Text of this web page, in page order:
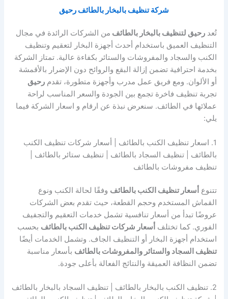
شركة تنظيف بالبخار بالطائف رحيق
تُعدرحيق لتنظيف بالبخار بالطائف من الشركات الرائدة في مجال
التنظيف العميق باستخدام أحدث أجهزة البخار لتعقيم وتنظيف
الكنب والسجاد والمفروشات والستائر بكفاءة عالية. تمتاز الشركة
بخدمة احترافية تضمن إزالة البقع والروائح دون الإضرار بالأقمشة
أو الألوان. ومع فريق عمل مدرب وأجهزة متطورة، تقدمرحيق
تجربة تنظيف فاخرة تجمع بين الجودة والسعر المناسب لراحة
عملائها في الطائف. سنعرض نبذة عن ارقام و اسعار الشركة فيما
يلي:
1. اسعار تنظيف الكنب بالطائف | أسعار شركات تنظيف الكنب
بالطائف | تنظيف السجاد بالطائف | تنظيف ستائر بالطائف |
تنظيف مفروشات بالطائف
تتنوع أسعار تنظيف الكنب بالطائف وفقًا لحالة الكنب ونوع
القماش المستخدم وحجم القطعة، حيث تقدم بعض الشركات
عروضًا تبدأ من أسعار تنافسية تشمل خدمات التعقيم والتجفيف
الفوري. كما تختلف أسعار شركات تنظيف الكنب بالطائف بحسب
استخدام أجهزة البخار أو التنظيف الجاف. وتشمل الخدمات أيضًا
تنظيف السجاد والستائر والمفروشات بالطائف بأسعار مناسبة
تضمن النظافة العميقة والنتائج الفعالة بأعلى جودة.
2. تنظيف الكنب بالبخار بالطائف | تنظيف السجاد بالبخار بالطائف